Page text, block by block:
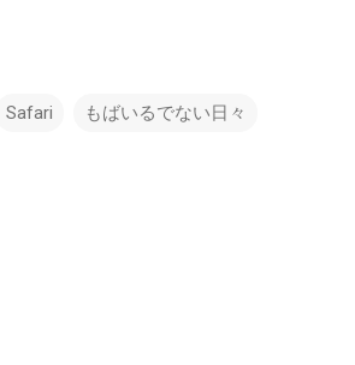
Safari もばいるでない日々